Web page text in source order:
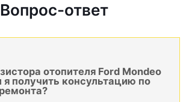
Вопрос-ответ
отопителя Ford Mondeo
я получить консультацию по